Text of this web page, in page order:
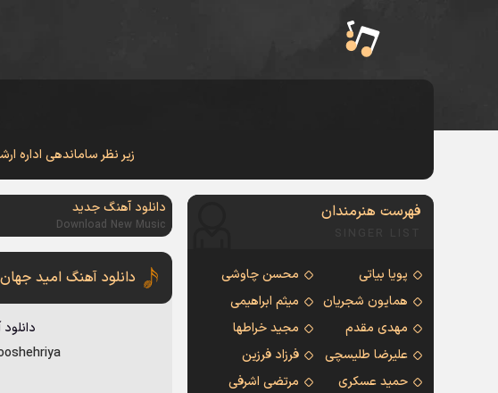
زیر نظر ساماندهی اداره
دانلود آهنگ جدید
Download New Music
دانلود آهنگ امید
فهرست هنرمندان
پویا بیاتی
محسن چاوشی
همایون شجریان
میثم ابراهیمی
مهدی مقدم
مجید خراطها
علیرضا طلیسچی
فرزاد فرزین
حمید عسکری
مرتضی اشرفی